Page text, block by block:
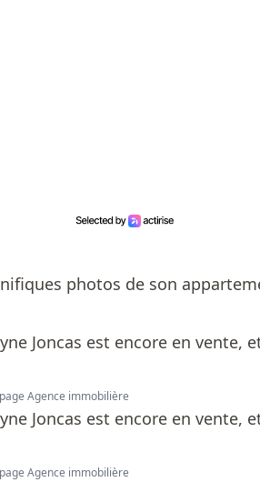
photos de son
Agence immobilière
Agence immobilière